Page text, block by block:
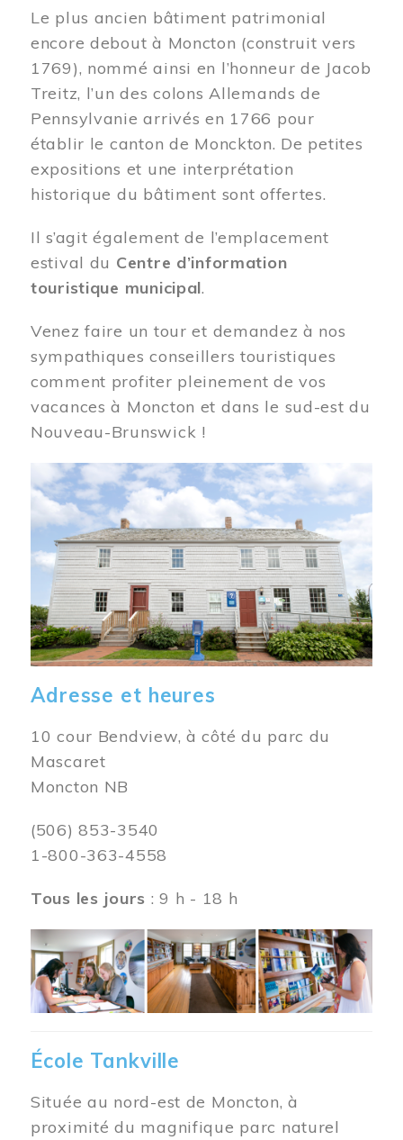
Le plus ancien bâtiment patrimonial
encore debout à Moncton (construit vers
1769), nommé ainsi en l’honneur de Jacob
Treitz, l’un des colons Allemands de
Pennsylvanie arrivés en 1766 pour
établir le canton de Monckton. De petites
expositions et une interprétation
historique du bâtiment sont offertes.
Il s’agit également de l’emplacement
estival du Centre d’information
touristique municipal.
Venez faire un tour et demandez à nos
sympathiques conseillers touristiques
comment profiter pleinement de vos
vacances à Moncton et dans le sud-est du
Nouveau-Brunswick !
Image
Adresse et heures
10 cour Bendview, à côté du parc du
Mascaret
Moncton NB
(506) 853-3540
1-800-363-4558
Tous les jours : 9 h - 18 h
Image
École Tankville
Située au nord-est de Moncton, à
proximité du magnifique parc naturel